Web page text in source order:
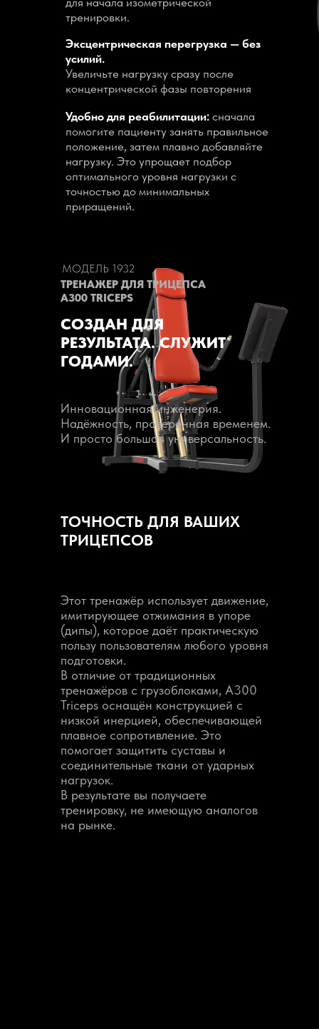
тренировки.
Эксцентрическая перегрузка — без
усилий.
Увеличьте нагрузку сразу после
концентрической фазы повторения
Удобно для реабилитации: сначала
помогите пациенту занять правильное
положение, затем плавно добавляйте
нагрузку. Это упрощает подбор
оптимального уровня нагрузки с
точностью до минимальных
приращений.
ТРЕНАЖЕР ДЛЯ ТРИЦЕПСА
A300 TRICEPS
МОДЕЛЬ 1932
СОЗДАН ДЛЯ
РЕЗУЛЬТАТА. СЛУЖИТ
ГОДАМИ.
Инновационная инженерия.
Надёжность, проверенная временем.
И просто большая универсальность.
ТОЧНОСТЬ ДЛЯ ВАШИХ
ТРИЦЕПСОВ
Этот тренажёр использует движение,
имитирующее отжимания в упоре
(дипы), которое даёт практическую
пользу пользователям любого уровня
подготовки.
В отличие от традиционных
тренажёров с грузоблоками, A300
Triceps оснащён конструкцией с
низкой инерцией, обеспечивающей
плавное сопротивление. Это
помогает защитить суставы и
соединительные ткани от ударных
нагрузок.
В результате вы получаете
тренировку, не имеющую аналогов
на рынке.